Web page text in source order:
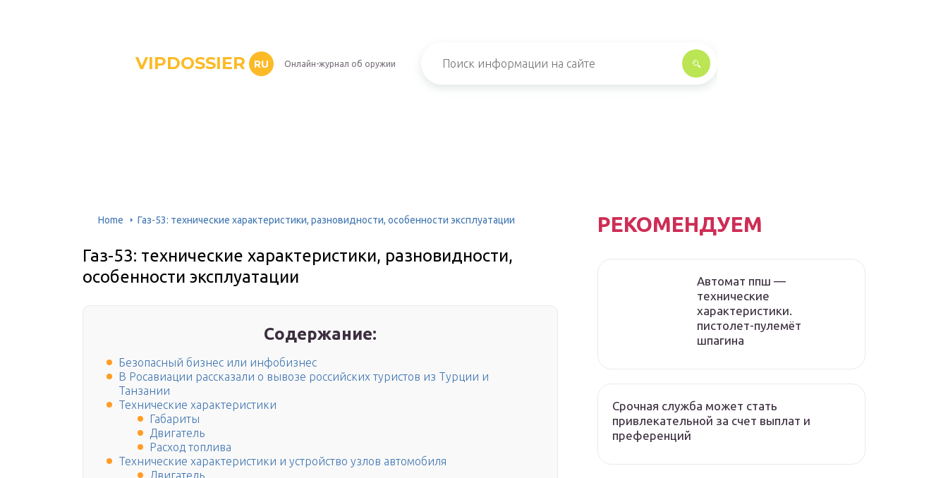
VIPDOSSIER RU Онлайн-журнал об оружии
Home Газ-53: технические характеристики, разновидности, особенности эксплуатации
Газ-53: технические характеристики, разновидности,
особенности эксплуатации
Содержание:
Безопасный бизнес или инфобизнес
В Росавиации рассказали о вывозе российских туристов из Турции и
Танзании
Технические характеристики
Габариты
Двигатель
Расход топлива
Технические характеристики и устройство узлов автомобиля
Двигатель
РЕКОМЕНДУЕМ
Автомат ппш —
технические
характеристики.
пистолет-пулемёт
шпагина
Срочная служба может стать
привлекательной за счет выплат и
преференций